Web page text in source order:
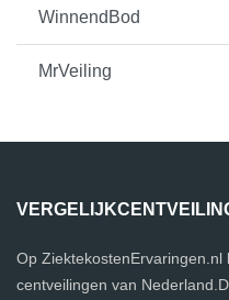
WinnendBod
MrVeiling
Op ZiektekostenErvaringen.nl
centveilingen van